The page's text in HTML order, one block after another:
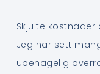
Skjulte
Jeg har sett
ubehagelig